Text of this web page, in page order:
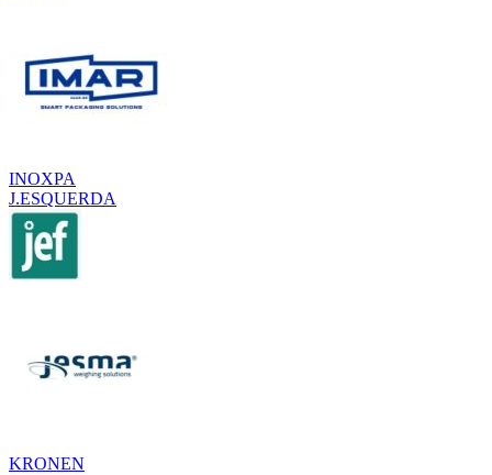
INOXPA
J.ESQUERDA
KRONEN